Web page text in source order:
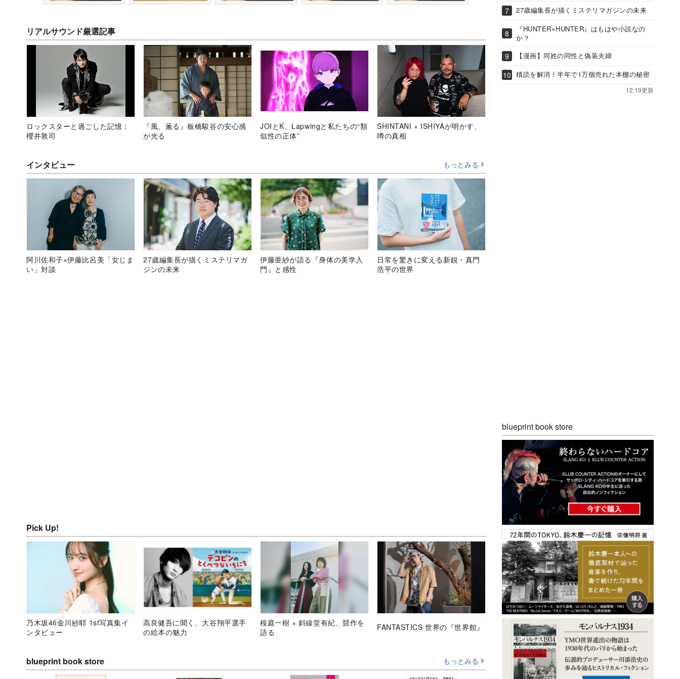
リアルサウンド厳選記事
ロックスターと過ごした記憶：
櫻井敦司
『風、薫る』板橋駿谷の安心感
が光る
JOIとK、Lapwingと私たちの“類
似性の正体”
SHINTANI × ISHIYAが明かす、
噂の真相
インタビュー もっとみる
阿川佐和子×伊藤比呂美「女じま
い」対談
27歳編集長が描くミステリマガ
ジンの未来
伊藤亜紗が語る『身体の美学入
門』と感性
日常を驚きに変える新鋭・真門
浩平の世界
Pick Up!
乃木坂46金川紗耶 1st写真集イ
ンタビュー
高良健吾に聞く、大谷翔平選手
の絵本の魅力
桜庭一樹 × 斜線堂有紀、競作を
語る
FANTASTICS 世界の『世界館』
blueprint book store もっとみる
27歳編集長が描くミステリマガジンの未来
『HUNTER×HUNTER』はもはや小説なの
か？
【漫画】同姓の同性と偽装夫婦
積読を解消！半年で1万個売れた本棚の秘密
12:19更新
blueprint book store